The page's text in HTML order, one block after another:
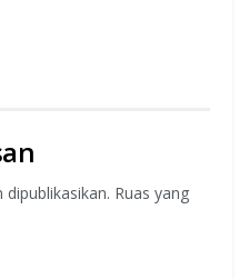
Ruas yang